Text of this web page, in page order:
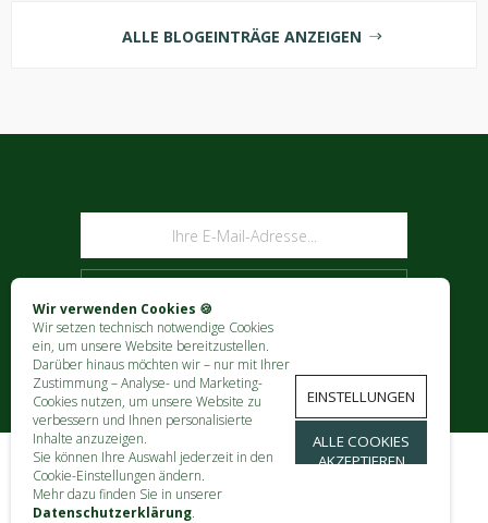
ALLE BLOGEINTRÄGE ANZEIGEN
Wir verwenden Cookies 🍪
Wir setzen technisch notwendige Cookies
ein, um unsere Website bereitzustellen.
Darüber hinaus möchten wir – nur mit Ihrer
Zustimmung – Analyse- und Marketing-
Cookies nutzen, um unsere Website zu
verbessern und Ihnen personalisierte
Inhalte anzuzeigen.
Sie können Ihre Auswahl jederzeit in den
Cookie-Einstellungen ändern.
Mehr dazu finden Sie in unserer
Datenschutzerklärung.
EINSTELLUNGEN
ALLE COOKIES
AKZEPTIEREN
KONTAKT